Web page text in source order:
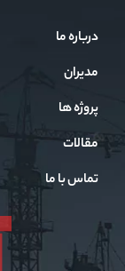
درباره ما
مدیران
پروژه ها
مقالات
تماس با ما